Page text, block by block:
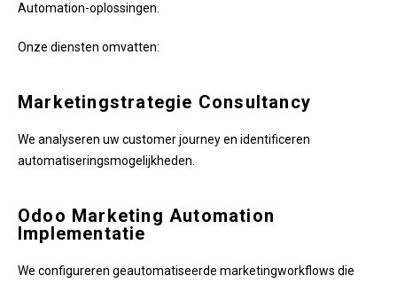
Automation-oplossingen.
Onze diensten omvatten:
Marketingstrategie Consultancy
We analyseren uw customer journey en identificeren
automatiseringsmogelijkheden.
Odoo Marketing Automation
Implementatie
We configureren geautomatiseerde marketingworkflows die